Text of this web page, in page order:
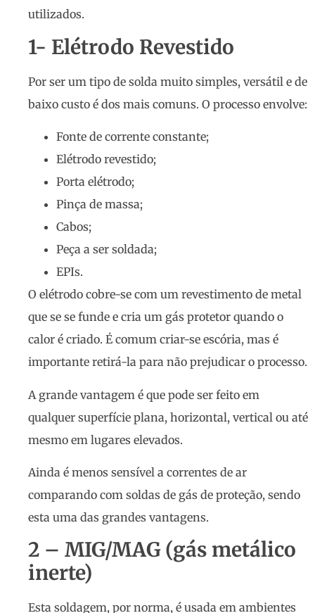
utilizados.
1- Elétrodo Revestido
Por ser um tipo de solda muito simples, versátil e de
baixo custo é dos mais comuns. O processo envolve:
Fonte de corrente constante;
Elétrodo revestido;
Porta elétrodo;
Pinça de massa;
Cabos;
Peça a ser soldada;
EPIs.
O elétrodo cobre-se com um revestimento de metal
que se se funde e cria um gás protetor quando o
calor é criado. É comum criar-se escória, mas é
importante retirá-la para não prejudicar o processo.
A grande vantagem é que pode ser feito em
qualquer superfície plana, horizontal, vertical ou até
mesmo em lugares elevados.
Ainda é menos sensível a correntes de ar
comparando com soldas de gás de proteção, sendo
esta uma das grandes vantagens.
2 – MIG/MAG (gás metálico
inerte)
Esta soldagem, por norma, é usada em ambientes